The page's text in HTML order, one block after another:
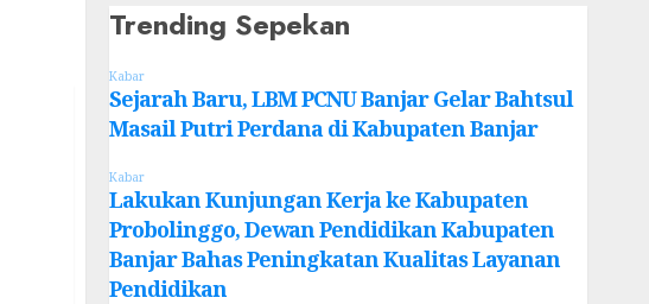
Trending Sepekan
Kabar
Sejarah Baru, LBM PCNU Banjar Gelar Bahtsul
Masail Putri Perdana di Kabupaten Banjar
Kabar
Lakukan Kunjungan Kerja ke Kabupaten
Probolinggo, Dewan Pendidikan Kabupaten
Banjar Bahas Peningkatan Kualitas Layanan
Pendidikan